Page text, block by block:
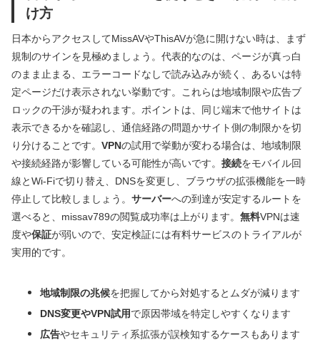
け方
日本からアクセスしてMissAVやThisAVが急に開けない時は、まず
規制のサインを見極めましょう。代表的なのは、ページが真っ白
のまま止まる、エラーコードなしで読み込みが続く、あるいは特
定ページだけ表示されない挙動です。これらは地域制限や広告ブ
ロックの干渉が疑われます。ポイントは、同じ端末で他サイトは
表示できるかを確認し、通信経路の問題かサイト側の制限かを切
り分けることです。 VPNの試用で挙動が変わる場合は、地域制限
や接続経路が影響している可能性が高いです。 接続をモバイル回
線とWi‑Fiで切り替え、DNSを変更し、ブラウザの拡張機能を一時
停止して比較しましょう。 サーバーへの到達が安定するルートを
選べると、missav789の閲覧成功率は上がります。 無料VPNは速
度や保証が弱いので、安定検証には有料サービスのトライアルが
実用的です。
地域制限の兆候を把握してから対処するとムダが減ります
DNS変更やVPN試用で原因帯域を特定しやすくなります
広告やセキュリティ系拡張が誤検知するケースもあります